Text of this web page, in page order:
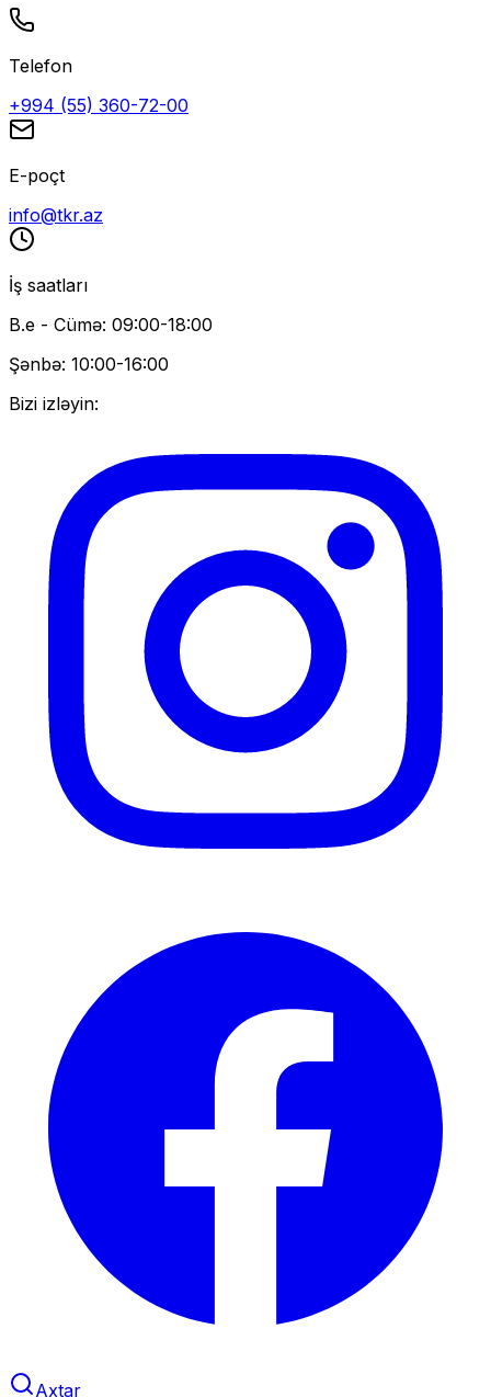
Telefon
+994 (55) 360-72-00
E-poçt
info@tkr.az
İş saatları
B.e - Cümə: 09:00-18:00
Şənbə: 10:00-16:00
Bizi izləyin:
Axtar